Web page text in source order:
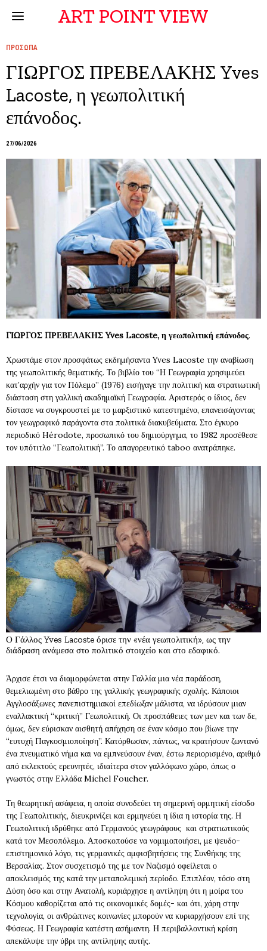
ART POINT VIEW
ΠΡΟΣΩΠΑ
ΓΙΩΡΓΟΣ ΠΡΕΒΕΛΑΚΗΣ Yves
Lacoste, η γεωπολιτική
επάνοδος.
27/06/2026
ΓΙΩΡΓΟΣ ΠΡΕΒΕΛΑΚΗΣ Yves Lacoste, η γεωπολιτική επάνοδος.
Χρωστάμε στον προσφάτως εκδημήσαντα Yves Lacoste την αναβίωση
της γεωπολιτικής θεματικής. Το βιβλίο του “Η Γεωγραφία χρησιμεύει
κατ’αρχήν για τον Πόλεμο” (1976) εισήγαγε την πολιτική και στρατιωτική
διάσταση στη γαλλική ακαδημαϊκή Γεωγραφία. Αριστερός ο ίδιος, δεν
δίστασε να συγκρουστεί με το μαρξιστικό κατεστημένο, επανεισάγοντας
τον γεωγραφικό παράγοντα στα πολιτικά διακυβεύματα. Στο έγκυρο
περιοδικό Hérodote, προσωπικό του δημιούργημα, το 1982 προσέθεσε
τον υπότιτλο “Γεωπολιτική”. Το απαγορευτικό taboo ανατράπηκε.
Ο Γάλλος Yves Lacoste όρισε την «νέα γεωπολιτική», ως την
διάδραση ανάμεσα στο πολιτικό στοιχείο και στο εδαφικό.
Άρχισε έτσι να διαμορφώνεται στην Γαλλία μια νέα παράδοση,
θεμελιωμένη στο βάθρο της γαλλικής γεωγραφικής σχολής. Κάποιοι
Αγγλοσάξωνες πανεπιστημιακοί επεδίωξαν μάλιστα, να ιδρύσουν μιαν
εναλλακτική “κριτική” Γεωπολιτική. Οι προσπάθειες των μεν και των δε,
όμως, δεν εύρισκαν αισθητή απήχηση σε έναν κόσμο που βίωνε την
“ευτυχή Παγκοσμιοποίηση”. Κατόρθωσαν, πάντως, να κρατήσουν ζωντανό
ένα πνευματικό νήμα και να εμπνεύσουν έναν, έστω περιορισμένο, αριθμό
από εκλεκτούς ερευνητές, ιδιαίτερα στον γαλλόφωνο χώρο, όπως ο
γνωστός στην Ελλάδα Michel Foucher.
Τη θεωρητική ασάφεια, η οποία συνοδεύει τη σημερινή ορμητική είσοδο
της Γεωπολιτικής, διευκρινίζει και ερμηνεύει η ίδια η ιστορία της. Η
Γεωπολιτική ιδρύθηκε από Γερμανούς γεωγράφους και στρατιωτικούς
κατά τον Μεσοπόλεμο. Αποσκοπούσε να νομιμοποιήσει, με ψευδο-
επιστημονικό λόγο, τις γερμανικές αμφισβητήσεις της Συνθήκης της
Βερσαλίας. Στον συσχετισμό της με τον Ναζισμό οφείλεται ο
αποκλεισμός της κατά την μεταπολεμική περίοδο. Επιπλέον, τόσο στη
Δύση όσο και στην Ανατολή, κυριάρχησε η αντίληψη ότι η μοίρα του
Κόσμου καθορίζεται από τις οικονομικές δομές- και ότι, χάρη στην
τεχνολογία, οι ανθρώπινες κοινωνίες μπορούν να κυριαρχήσουν επί της
Φύσεως. Η Γεωγραφία κατέστη ασήμαντη. Η περιβαλλοντική κρίση
απεκάλυψε την ύβρι της αντίληψης αυτής.